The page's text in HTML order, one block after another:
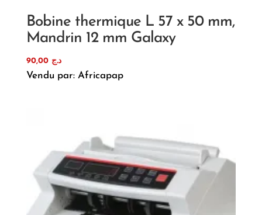
Bobine thermique L 57 x 50 mm,
Mandrin 12 mm Galaxy
د.ج 90,00
Vendu par: Africapap